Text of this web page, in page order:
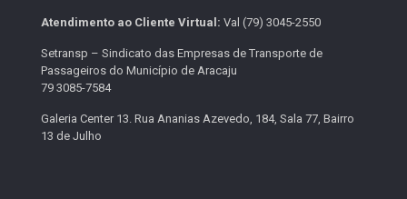
Atendimento ao Cliente Virtual: Val (79) 3045-2550
Setransp – Sindicato das Empresas de Transporte de
Passageiros do Município de Aracaju
79 3085-7584
Galeria Center 13. Rua Ananias Azevedo, 184, Sala 77, Bairro
13 de Julho